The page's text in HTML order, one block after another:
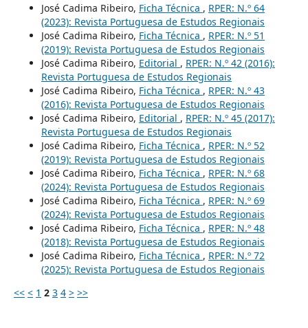
José Cadima Ribeiro, Ficha Técnica , RPER: N.º 64
(2023): Revista Portuguesa de Estudos Regionais
José Cadima Ribeiro, Ficha Técnica , RPER: N.º 51
(2019): Revista Portuguesa de Estudos Regionais
José Cadima Ribeiro, Editorial , RPER: N.º 42 (2016):
Revista Portuguesa de Estudos Regionais
José Cadima Ribeiro, Ficha Técnica , RPER: N.º 43
(2016): Revista Portuguesa de Estudos Regionais
José Cadima Ribeiro, Editorial , RPER: N.º 45 (2017):
Revista Portuguesa de Estudos Regionais
José Cadima Ribeiro, Ficha Técnica , RPER: N.º 52
(2019): Revista Portuguesa de Estudos Regionais
José Cadima Ribeiro, Ficha Técnica , RPER: N.º 68
(2024): Revista Portuguesa de Estudos Regionais
José Cadima Ribeiro, Ficha Técnica , RPER: N.º 69
(2024): Revista Portuguesa de Estudos Regionais
José Cadima Ribeiro, Ficha Técnica , RPER: N.º 48
(2018): Revista Portuguesa de Estudos Regionais
José Cadima Ribeiro, Ficha Técnica , RPER: N.º 72
(2025): Revista Portuguesa de Estudos Regionais
<< < 1 2 3 4 > >>